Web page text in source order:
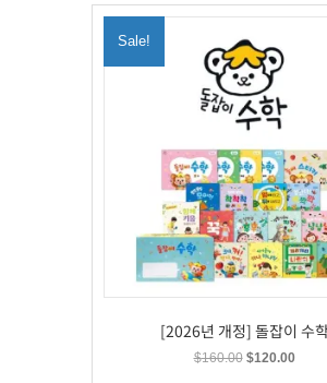
Sale!
[2026년 개정] 돌잡이 수
$160.00 Original
$120.00